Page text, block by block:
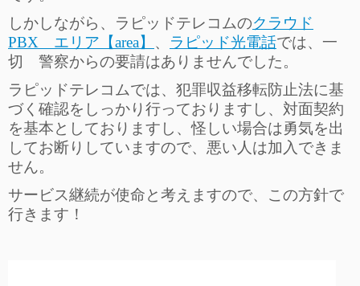
しかしながら、ラピッドテレコムのクラウド
PBX エリア【area】 、 ラピッド光電話では、一
切 警察からの要請はありませんでした。
ラピッドテレコムでは、犯罪収益移転防止法に基
づく確認をしっかり行っておりますし、対面契約
を基本としておりますし、怪しい場合は勇気を出
してお断りしていますので、悪い人は加入できま
せん。
サービス継続が使命と考えますので、この方針で
行きます！